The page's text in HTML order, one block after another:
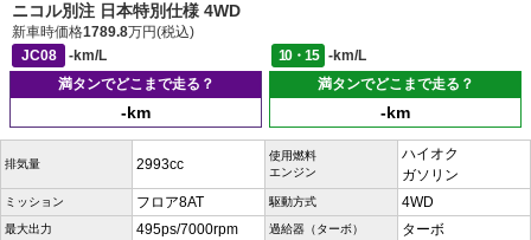
ニコル別注 日本特別仕様 4WD
新車時価格1789.8万円(税込)
JC08
-km/L 10・15
-km/L
満タンでどこまで走る？
-km
満タンでどこまで走る？
-km
排気量 2993cc
使用燃料
エンジン
ハイオク
ガソリン
ミッション フロア8AT 駆動方式 4WD
最大出力 495ps/7000rpm 過給器（ターボ） ターボ